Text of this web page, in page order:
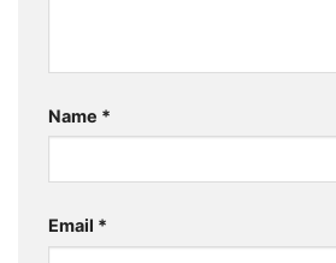
Name *
Email *